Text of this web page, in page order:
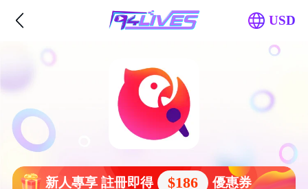
USD
新人專享 註冊即得 $186 優惠券